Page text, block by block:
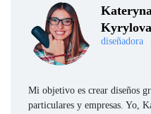
Kyrylova
diseñadora
Mi objetivo es crear diseños
particulares y empresas. Yo,